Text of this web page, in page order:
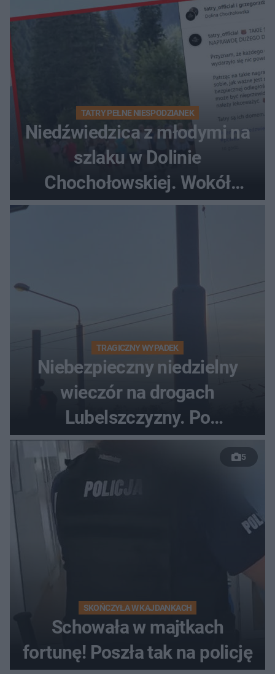
TATRY PEŁNE NIESPODZIANEK
Niedźwiedzica z młodymi na
szlaku w Dolinie
Chochołowskiej. Wokół
turyści!
TRAGICZNY WYPADEK
Niebezpieczny niedzielny
wieczór na drogach
Lubelszczyzny. Po
nieudanym manewrze
wyprzedzania zginął
kierowca auta
5
SKOŃCZYŁA W KAJDANKACH
Schowała w majtkach
fortunę! Poszła tak na policję